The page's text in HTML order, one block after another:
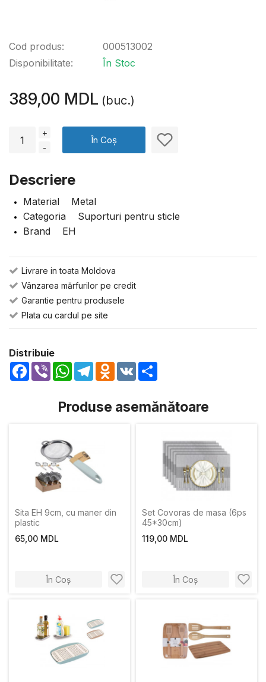
Cod produs:
Disponibilitate:
000513002
În Stoc
389,00 MDL (buc.)
+
-
În Coș
Descriere
Material Metal
Categoria Suporturi pentru sticle
Brand EH
Livrare in toata Moldova
Vânzarea mărfurilor pe credit
Garantie pentru produsele
Plata cu cardul pe site
Distribuie
Facebook
Viber WhatsApp
TelegramOdnoklassniki
VK
Produse asemănătoare
Sitа EH 9сm, cu maner din
plastic
65,00 MDL
În Coș
Set Covoras de masa (6ps
45*30cm)
119,00 MDL
În Coș